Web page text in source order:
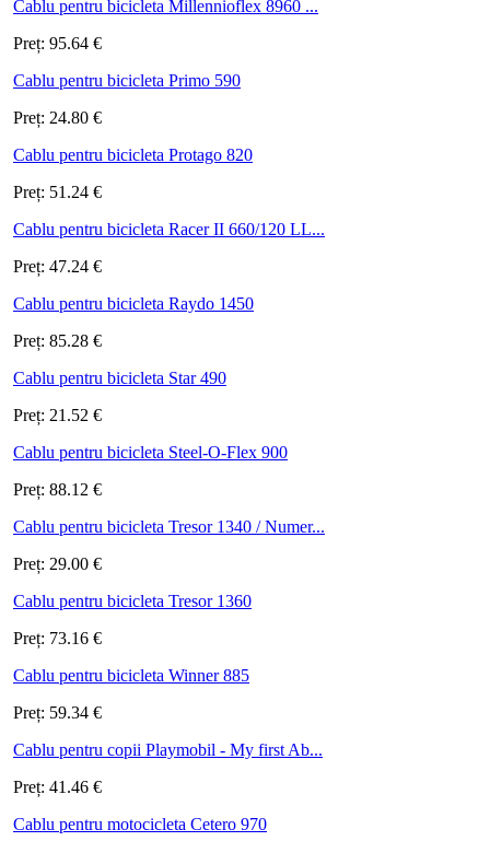
Cablu pentru bicicleta Millennioflex 8960 ...
Preț: 95.64 €
Cablu pentru bicicleta Primo 590
Preț: 24.80 €
Cablu pentru bicicleta Protago 820
Preț: 51.24 €
Cablu pentru bicicleta Racer II 660/120 LL...
Preț: 47.24 €
Cablu pentru bicicleta Raydo 1450
Preț: 85.28 €
Cablu pentru bicicleta Star 490
Preț: 21.52 €
Cablu pentru bicicleta Steel-O-Flex 900
Preț: 88.12 €
Cablu pentru bicicleta Tresor 1340 / Numer...
Preț: 29.00 €
Cablu pentru bicicleta Tresor 1360
Preț: 73.16 €
Cablu pentru bicicleta Winner 885
Preț: 59.34 €
Cablu pentru copii Playmobil - My first Ab...
Preț: 41.46 €
Cablu pentru motocicleta Cetero 970